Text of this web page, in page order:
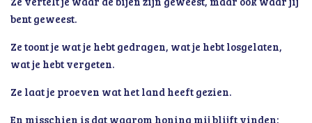
bent geweest.
Ze toont je wat je hebt gedragen, wat je hebt losgelaten,
wat je hebt vergeten.
Ze laat je proeven wat het land heeft gezien.
En misschien is dat waarom honing mij blijft vinden: